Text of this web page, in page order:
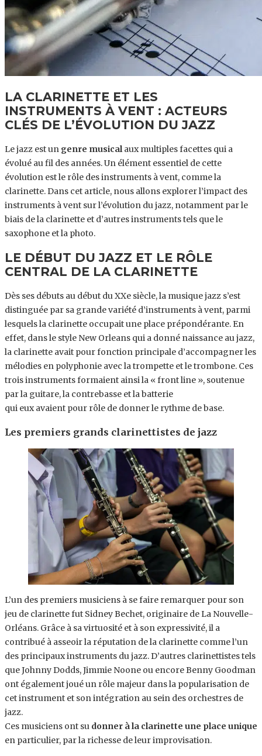
LA CLARINETTE ET LES
INSTRUMENTS À VENT : ACTEURS
CLÉS DE L’ÉVOLUTION DU JAZZ
Le jazz est un genre musicalaux multiples facettes qui a
évolué au fil des années. Un élément essentiel de cette
évolution est le rôle des instruments à vent, comme la
clarinette. Dans cet article, nous allons explorer l’impact des
instruments à vent sur l’évolution du jazz, notamment par le
biais de la clarinette et d’autres instruments tels que le
saxophone et la photo.
LE DÉBUT DU JAZZ ET LE RÔLE
CENTRAL DE LA CLARINETTE
Dès ses débuts au début du XXe siècle, la musique jazz s’est
distinguée par sa grande variété d’instruments à vent, parmi
lesquels la clarinette occupait une place prépondérante. En
effet, dans le style New Orleans qui a donné naissance au jazz,
la clarinette avait pour fonction principale d’accompagner les
mélodies en polyphonie avec la trompette et le trombone. Ces
trois instruments formaient ainsi la « front line », soutenue
par la guitare, la contrebasse et la batterie
qui eux avaient pour rôle de donner le rythme de base.
Les premiers grands clarinettistes de jazz
L’un des premiers musiciens à se faire remarquer pour son
jeu de clarinette fut Sidney Bechet, originaire de La Nouvelle-
Orléans. Grâce à sa virtuosité et à son expressivité, il a
contribué à asseoir la réputation de la clarinette comme l’un
des principaux instruments du jazz. D’autres clarinettistes tels
que Johnny Dodds, Jimmie Noone ou encore Benny Goodman
ont également joué un rôle majeur dans la popularisation de
cet instrument et son intégration au sein des orchestres de
jazz.
Ces musiciens ont su donner à la clarinette une place unique
en particulier, par la richesse de leur improvisation.